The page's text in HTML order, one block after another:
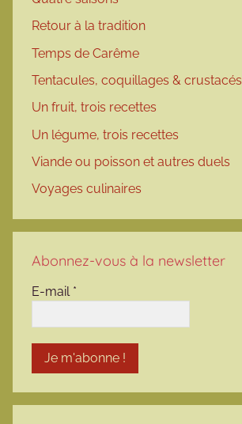
Retour à la tradition
Temps de Carême
Tentacules, coquillages & crustacés
Un fruit, trois recettes
Un légume, trois recettes
Viande ou poisson et autres duels
Voyages culinaires
Abonnez-vous à la newsletter
E-mail *